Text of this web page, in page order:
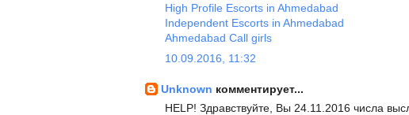
High Profile Escorts in Ahmedabad
Independent Escorts in Ahmedabad
Ahmedabad Call girls
10.09.2016, 11:32
Unknown комментирует...
HELP! Здравствуйте, Вы 24.11.2016 числа